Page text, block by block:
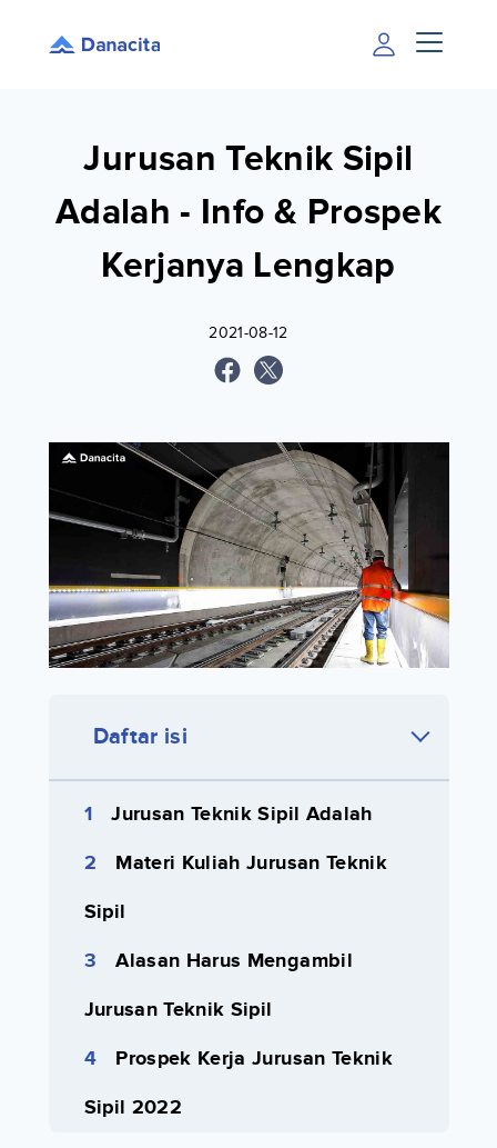
Jurusan Teknik Sipil
Adalah - Info & Prospek
Kerjanya Lengkap
2021-08-12
Daftar isi
Jurusan Teknik Sipil Adalah
Materi Kuliah Jurusan Teknik
Sipil
Alasan Harus Mengambil
Jurusan Teknik Sipil
Prospek Kerja Jurusan Teknik
Sipil 2022